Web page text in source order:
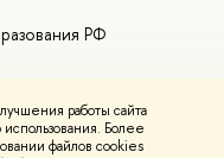
работы сайта
Более
файлов cookies
РФ